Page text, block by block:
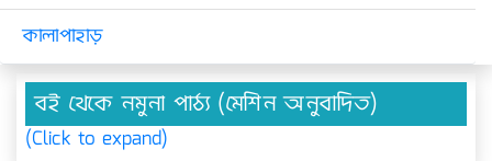
কালাপাহাড়
বই থেকে নমুনা পাঠ্য (মেশিন অনুবাদিত)
(Click to expand)